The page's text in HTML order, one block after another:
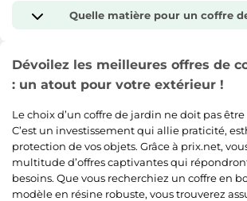
Quelle matière pour un coffre
Dévoilez les meilleures offres de
: un atout pour votre extérieur !
Le choix d’un coffre de jardin ne doit pas
C’est un investissement qui allie praticité,
protection de vos objets. Grâce à prix.net,
multitude d’offres captivantes qui
besoins. Que vous recherchiez un coffre en
modèle en résine robuste, vous trouverez